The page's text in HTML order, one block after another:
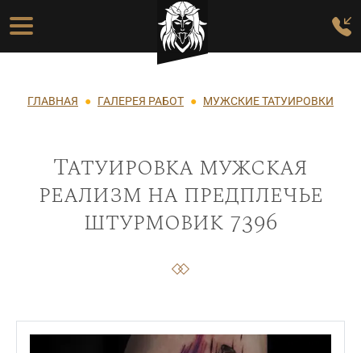
Перейти к основному содержанию
Основная навигация
Строка навигации
ГЛАВНАЯ ГАЛЕРЕЯ РАБОТ МУЖСКИЕ ТАТУИРОВКИ
Татуировка мужская
реализм на предплечье
штурмовик 7396